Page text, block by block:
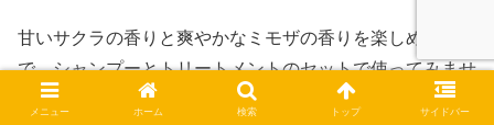
甘いサクラの香りと爽やかなミモザの香りを楽しめるの
で、シャンプーとトリートメントのセットで使ってみませ
んか。
メニュー ホーム 検索 トップ サイドバー